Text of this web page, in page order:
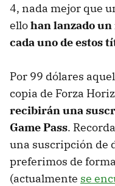
4, nada mejor que
ellohan lanzado
cada uno de estos
Por 99 dólares
copia de Forza
recibirán una
Game Pass.
una suscripción de
preferimos de
(actualmente se